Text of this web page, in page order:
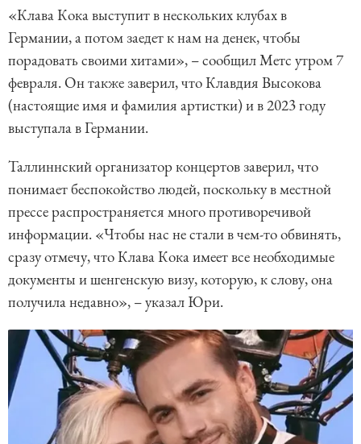
«Клава Кока выступит в нескольких клубах в
Германии, а потом заедет к нам на денек, чтобы
порадовать своими хитами», – сообщил Метс утром 7
февраля. Он также заверил, что Клавдия Высокова
(настоящие имя и фамилия артистки) и в 2023 году
выступала в Германии.
Таллиннский организатор концертов заверил, что
понимает беспокойство людей, поскольку в местной
прессе распространяется много противоречивой
информации. «Чтобы нас не стали в чем-то обвинять,
сразу отмечу, что Клава Кока имеет все необходимые
документы и шенгенскую визу, которую, к слову, она
получила недавно», – указал Юри.